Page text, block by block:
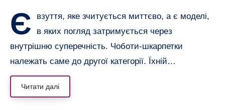
Є
взуття, яке зчитується миттєво, а є моделі,
в яких погляд затримується через
внутрішню суперечність. Чоботи-шкарпетки
належать саме до другої категорії. Їхній…
Читати далі